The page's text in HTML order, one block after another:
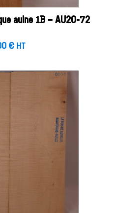
aulne 1B – AU20-72
€ HT